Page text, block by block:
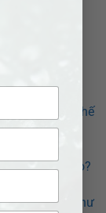
bạn!
Nông như thế
như thế nào?
Gia Nghĩa như